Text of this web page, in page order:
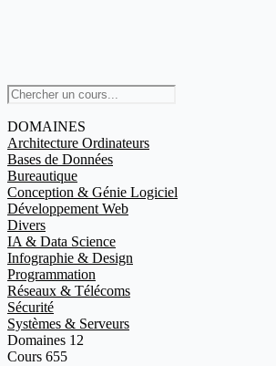
DOMAINES
Architecture Ordinateurs
Bases de Données
Bureautique
Conception & Génie Logiciel
Développement Web
Divers
IA & Data Science
Infographie & Design
Programmation
Réseaux & Télécoms
Sécurité
Systèmes & Serveurs
Domaines 12
Cours 655